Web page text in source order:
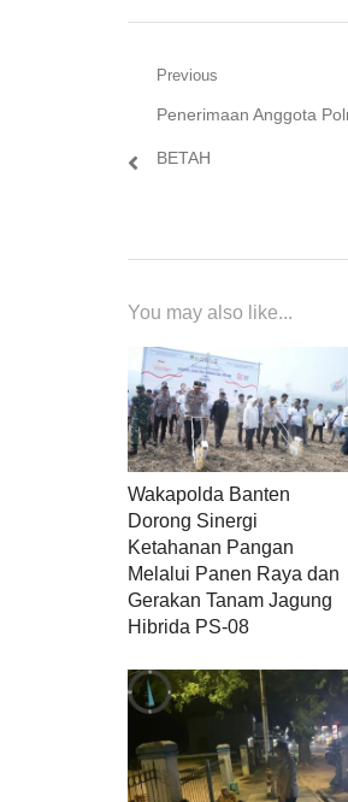
Navigasi
pos
Previous
Previous
post:
Penerimaan Anggota
BETAH
You may also like...
Wakapolda Banten
Dorong Sinergi
Ketahanan Pangan
Melalui Panen Raya dan
Gerakan Tanam Jagung
Hibrida PS-08